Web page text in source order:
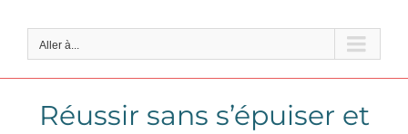
Aller à...
Réussir sans s’épuiser et